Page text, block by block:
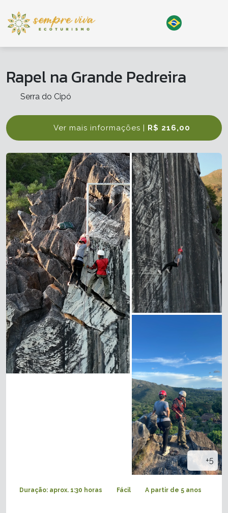
Rapel na Grande Pedreira
Serra do Cipó
Ver mais informações | R$ 216,00
+5
Duração: aprox. 1:30 horas Fácil A partir de 5 anos